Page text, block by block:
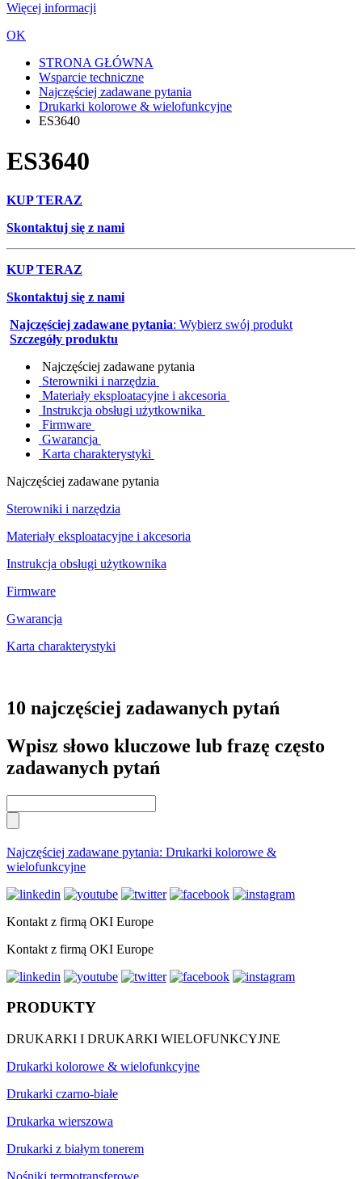
Więcej informacji
OK
STRONA GŁÓWNA
Wsparcie techniczne
Najczęściej zadawane pytania
Drukarki kolorowe & wielofunkcyjne
ES3640
ES3640
KUP TERAZ
Skontaktuj się z nami
KUP TERAZ
Skontaktuj się z nami
Najczęściej zadawane pytania: Wybierz swój produkt
Szczegóły produktu
Najczęściej zadawane pytania
Sterowniki i narzędzia
Materiały eksploatacyjne i akcesoria
Instrukcja obsługi użytkownika
Firmware
Gwarancja
Karta charakterystyki
Najczęściej zadawane pytania
Sterowniki i narzędzia
Materiały eksploatacyjne i akcesoria
Instrukcja obsługi użytkownika
Firmware
Gwarancja
Karta charakterystyki
10 najczęściej zadawanych pytań
Wpisz słowo kluczowe lub frazę często
zadawanych pytań
Najczęściej zadawane pytania: Drukarki kolorowe &
wielofunkcyjne
Kontakt z firmą OKI Europe
Kontakt z firmą OKI Europe
PRODUKTY
DRUKARKI I DRUKARKI WIELOFUNKCYJNE
Drukarki kolorowe & wielofunkcyjne
Drukarki czarno-białe
Drukarka wierszowa
Drukarki z białym tonerem
Nośniki termotransferowe